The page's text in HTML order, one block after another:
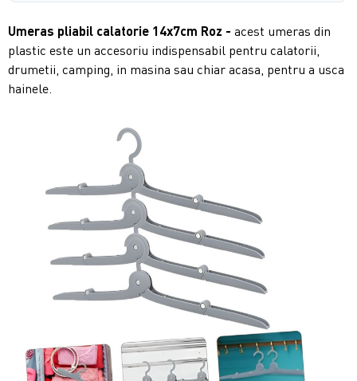
Umeras pliabil calatorie 14x7cm Roz -acest umeras din
plastic este un accesoriu indispensabil pentru calatorii,
drumetii, camping, in masina sau chiar acasa, pentru a usca
hainele.